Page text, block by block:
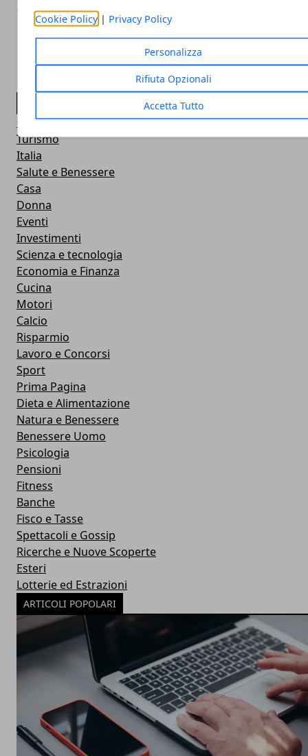
Cookie Policy | Privacy Policy
Personalizza
Rifiuta Opzionali
Accetta Tutto
29/06/2022
Guide
Turismo
Italia
Salute e Benessere
Casa
Donna
Eventi
Investimenti
Scienza e tecnologia
Economia e Finanza
Cucina
Motori
Calcio
Risparmio
Lavoro e Concorsi
Sport
Prima Pagina
Dieta e Alimentazione
Natura e Benessere
Benessere Uomo
Psicologia
Pensioni
Fitness
Banche
Fisco e Tasse
Spettacoli e Gossip
Ricerche e Nuove Scoperte
Esteri
Lotterie ed Estrazioni
ARTICOLI POPOLARI